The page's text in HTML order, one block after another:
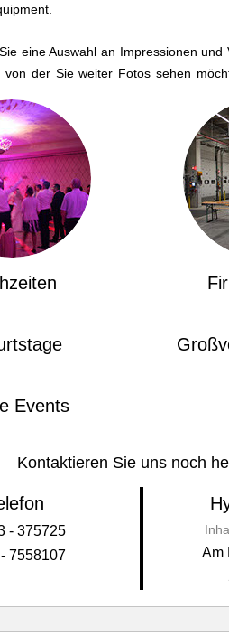
eine Auswahl an Impressionen
von der Sie weiter Fotos sehen
Events
Kontaktieren Sie uns noch
- 375725
7558107
Am